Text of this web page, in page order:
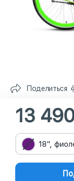
Поделиться
13
18",